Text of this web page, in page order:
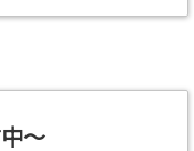
～